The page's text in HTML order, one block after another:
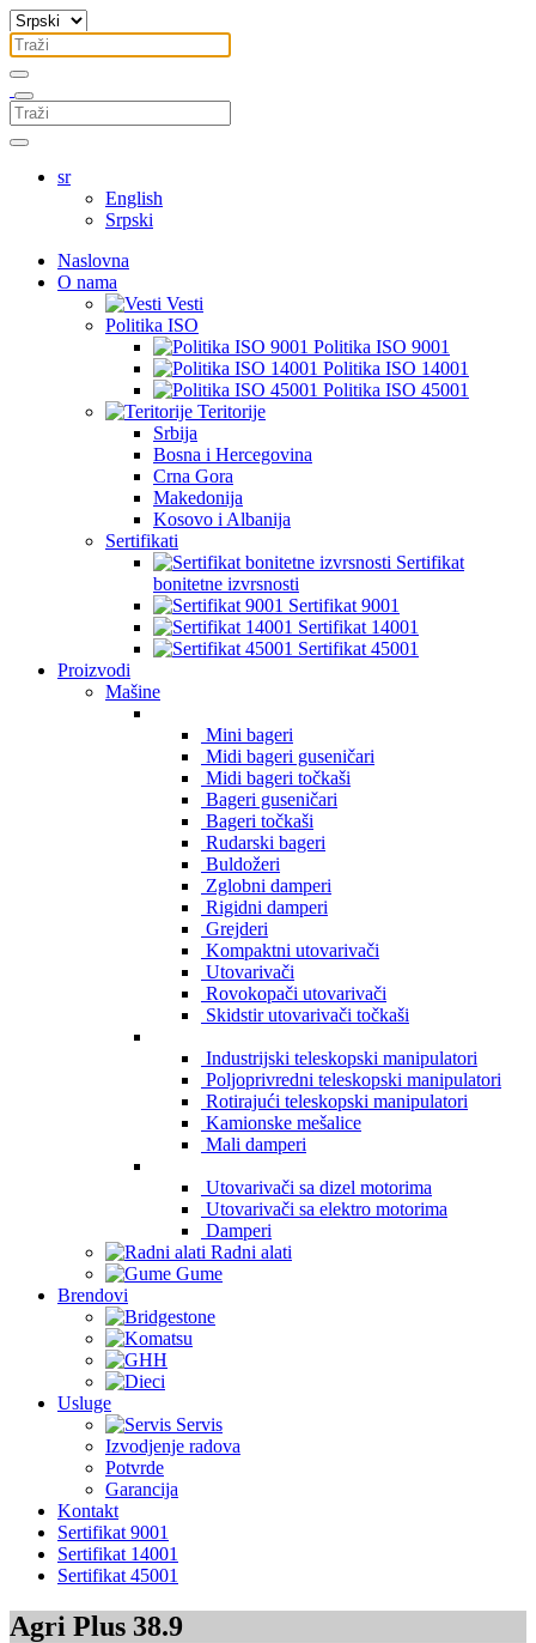
sr
English
Srpski
Naslovna
O nama
Vesti
Politika ISO
Politika ISO 9001
Politika ISO 14001
Politika ISO 45001
Teritorije
Srbija
Bosna i Hercegovina
Crna Gora
Makedonija
Kosovo i Albanija
Sertifikati
Sertifikat
bonitetne izvrsnosti
Sertifikat 9001
Sertifikat 14001
Sertifikat 45001
Proizvodi
Mašine
Mini bageri
Midi bageri guseničari
Midi bageri točkaši
Bageri guseničari
Bageri točkaši
Rudarski bageri
Buldožeri
Zglobni damperi
Rigidni damperi
Grejderi
Kompaktni utovarivači
Utovarivači
Rovokopači utovarivači
Skidstir utovarivači točkaši
Industrijski teleskopski manipulatori
Poljoprivredni teleskopski manipulatori
Rotirajući teleskopski manipulatori
Kamionske mešalice
Mali damperi
Utovarivači sa dizel motorima
Utovarivači sa elektro motorima
Damperi
Radni alati
Gume
Brendovi
Usluge
Servis
Izvodjenje radova
Potvrde
Garancija
Kontakt
Sertifikat 9001
Sertifikat 14001
Sertifikat 45001
Agri Plus 38.9